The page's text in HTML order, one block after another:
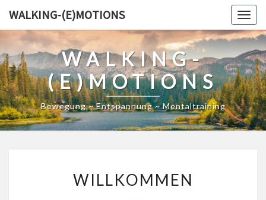
content
WALKING-(E)MOTIONS
WALKING-
(E)MOTIONS
Bewegung ~ Entspannung ~ Mentaltraining
WILLKOMMEN